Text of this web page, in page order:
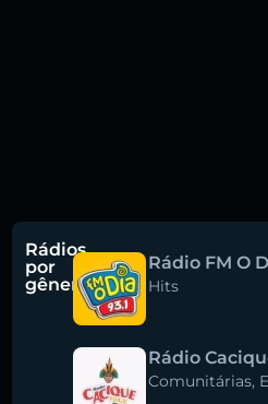
Rádios
por
gênero
Rádio FM O
Hits
Rádio
Comunitárias,